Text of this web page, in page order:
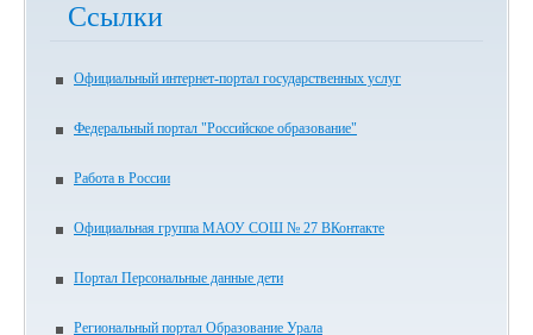
Ссылки
Официальный интернет-портал государственных услуг
Федеральный портал "Российское образование"
Работа в России
Официальная группа МАОУ СОШ № 27 ВКонтакте
Портал Персональные данные дети
Региональный портал Образование Урала